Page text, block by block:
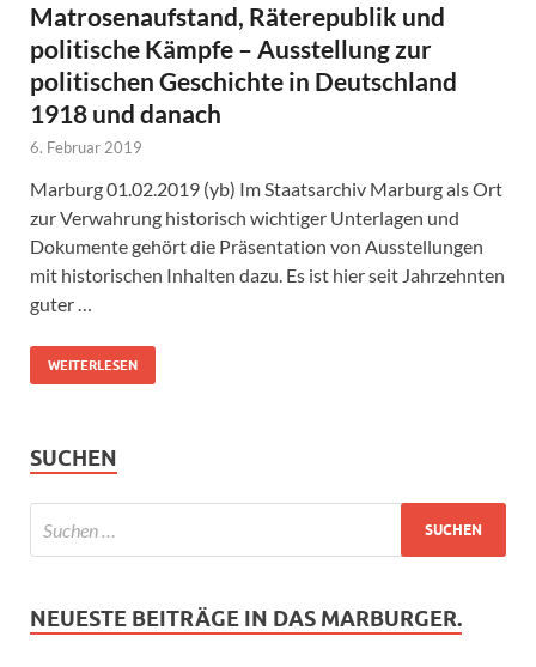
Matrosenaufstand, Räterepublik und
politische Kämpfe – Ausstellung zur
politischen Geschichte in Deutschland
1918 und danach
6. Februar 2019
Marburg 01.02.2019 (yb) Im Staatsarchiv Marburg als Ort
zur Verwahrung historisch wichtiger Unterlagen und
Dokumente gehört die Präsentation von Ausstellungen
mit historischen Inhalten dazu. Es ist hier seit Jahrzehnten
guter …
WEITERLESEN
SUCHEN
NEUESTE BEITRÄGE IN DAS MARBURGER.